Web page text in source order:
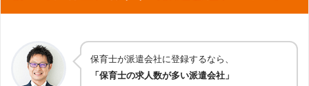
保育士が派遣会社に登録するなら、
「保育士の求人数が多い派遣会社」